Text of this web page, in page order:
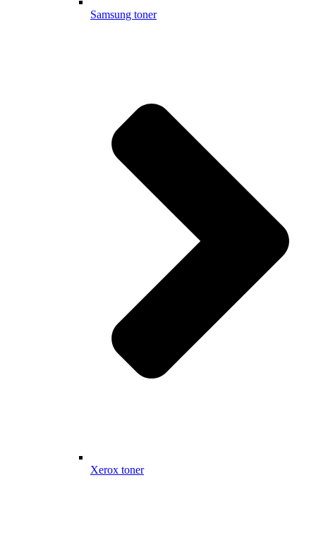
Samsung toner
Xerox toner